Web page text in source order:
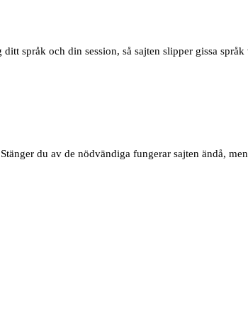
språk och din session, så sajten slipper gissa
du av de nödvändiga fungerar sajten ändå,